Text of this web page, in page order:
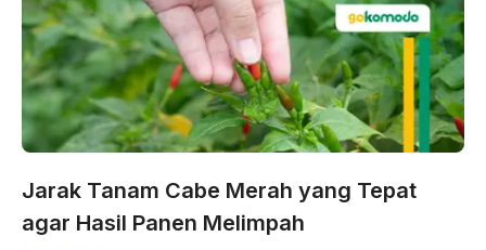
Jarak Tanam Cabe Merah yang Tepat
agar Hasil Panen Melimpah